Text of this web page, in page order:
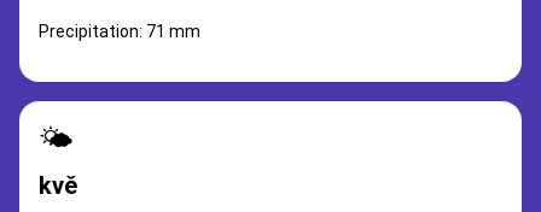
Precipitation: 71 mm
🌤️
kvě